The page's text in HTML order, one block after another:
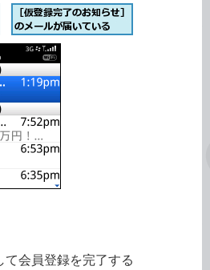
て会員登録を完了する